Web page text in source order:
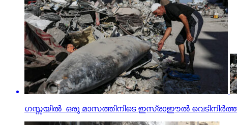
ഗസ്സയില്‍ ഒരു മാസത്തിനിടെ ഇസ്രാഈല്‍